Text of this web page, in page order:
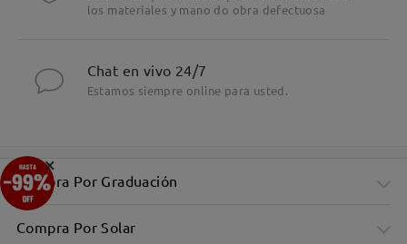
los materiales y mano do obra defectuosa
Chat en vivo 24/7
Estamos siempre online para usted.
Compra Por Graduación
Compra Por Solar
×